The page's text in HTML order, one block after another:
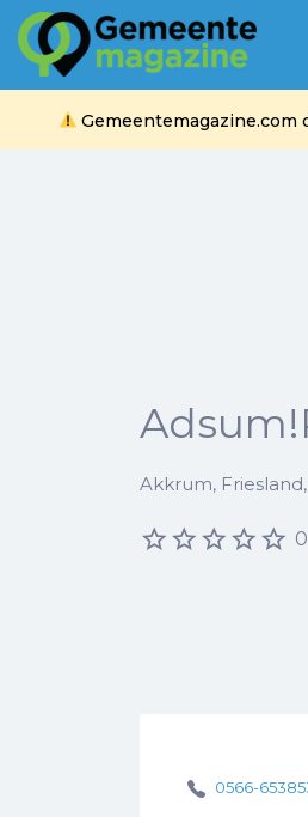
Zoek
naar:
Akkrum,
0566-